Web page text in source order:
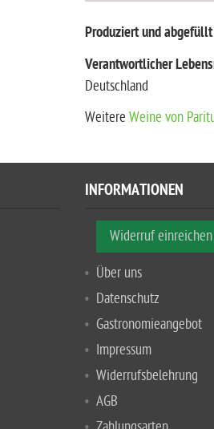
Produziert und
Verantwortlicher
Deutschland
Weitere Weine von
INFORMATIONEN
Widerruf einreichen
Über uns
Datenschutz
Gastronomieangebot
Impressum
Widerrufsbelehrung
AGB